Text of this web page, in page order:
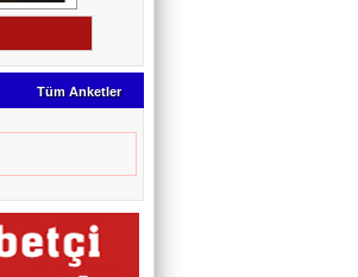
Tüm Anketler